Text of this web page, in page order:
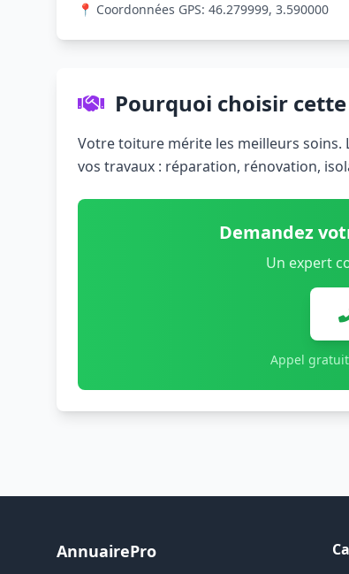
📍 Coordonnées GPS: 46.279999, 3.590000
Pourquoi choisir
Votre toiture mérite les meilleurs soins.
vos travaux : réparation, rénovation,
Demandez
Un expert
Appel
AnnuairePro